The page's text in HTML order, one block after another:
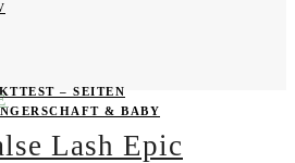
– SEITEN
& BABY
GESUCHTLash Epic